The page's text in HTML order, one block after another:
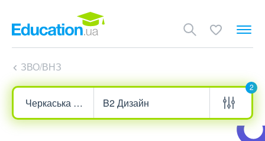
ЗВО/ВНЗ
2